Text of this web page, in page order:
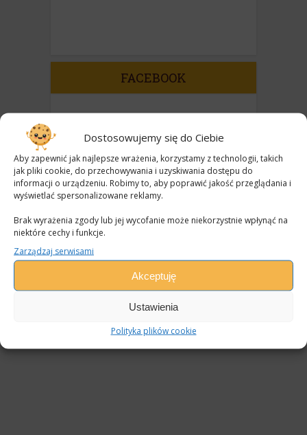
Dostosowujemy się do Ciebie
Aby zapewnić jak najlepsze wrażenia, korzystamy z technologii, takich
jak pliki cookie, do przechowywania i uzyskiwania dostępu do
informacji o urządzeniu. Robimy to, aby poprawić jakość przeglądania i
wyświetlać spersonalizowane reklamy.
Brak wyrażenia zgody lub jej wycofanie może niekorzystnie wpłynąć na
niektóre cechy i funkcje.
Zarządzaj serwisami
Akceptuję
Ustawienia
Polityka plików cookie
FACEBOOK
REKLAMA